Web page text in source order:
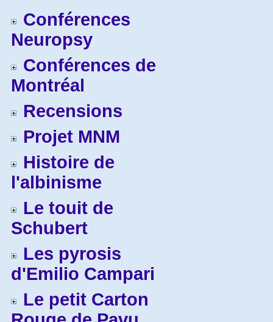
Conférences
Neuropsy
Conférences de
Montréal
Recensions
Projet MNM
Histoire de
l'albinisme
Le touit de
Schubert
Les pyrosis
d'Emilio Campari
Le petit Carton